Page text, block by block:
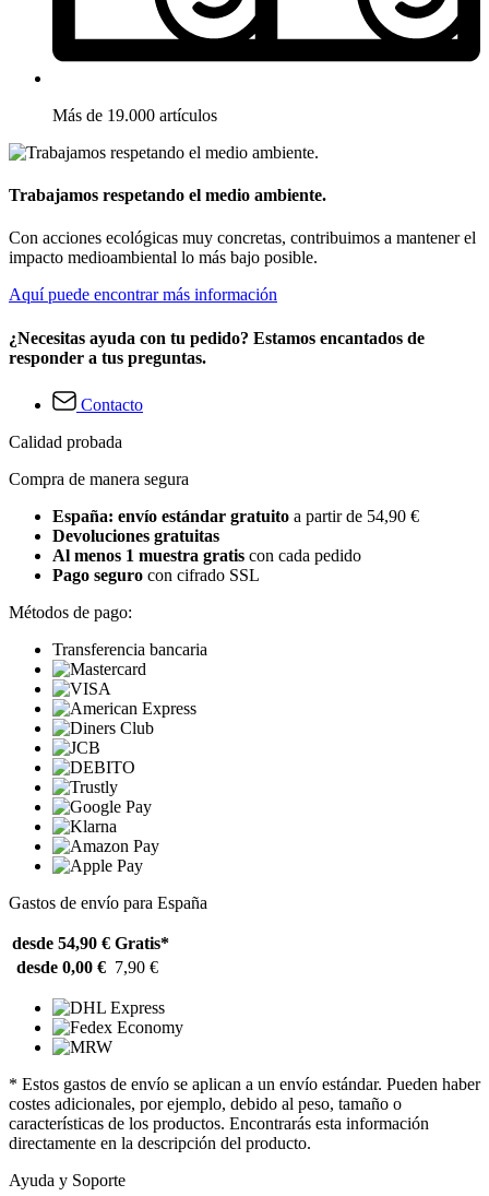
Más de 19.000 artículos
Trabajamos respetando el medio ambiente.
Con acciones ecológicas muy concretas, contribuimos a mantener el
impacto medioambiental lo más bajo posible.
Aquí puede encontrar más información
¿Necesitas ayuda con tu pedido? Estamos encantados de
responder a tus preguntas.
Contacto
Calidad probada
Compra de manera segura
España: envío estándar gratuito a partir de 54,90 €
Devoluciones gratuitas
Al menos 1 muestra gratis con cada pedido
Pago seguro con cifrado SSL
Métodos de pago:
Transferencia bancaria
Gastos de envío para España
desde 54,90 € Gratis*
desde 0,00 € 7,90 €
* Estos gastos de envío se aplican a un envío estándar. Pueden haber
costes adicionales, por ejemplo, debido al peso, tamaño o
características de los productos. Encontrarás esta información
directamente en la descripción del producto.
Ayuda y Soporte